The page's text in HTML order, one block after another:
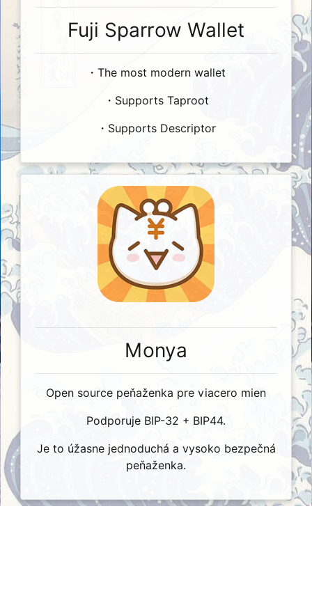
Fuji Sparrow Wallet
・The most modern wallet
・Supports Taproot
・Supports Descriptor
Monya
Open source peňaženka pre viacero mien
Podporuje BIP-32 + BIP44.
Je to úžasne jednoduchá a vysoko bezpečná
peňaženka.